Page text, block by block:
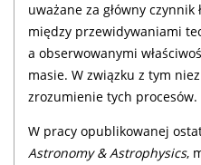
uważane za główny czynnik
między przewidywaniami
a obserwowanymi
masie. W związku z tym
zrozumienie tych procesów.
W pracy opublikowanej
Astronomy & Astrophysics,